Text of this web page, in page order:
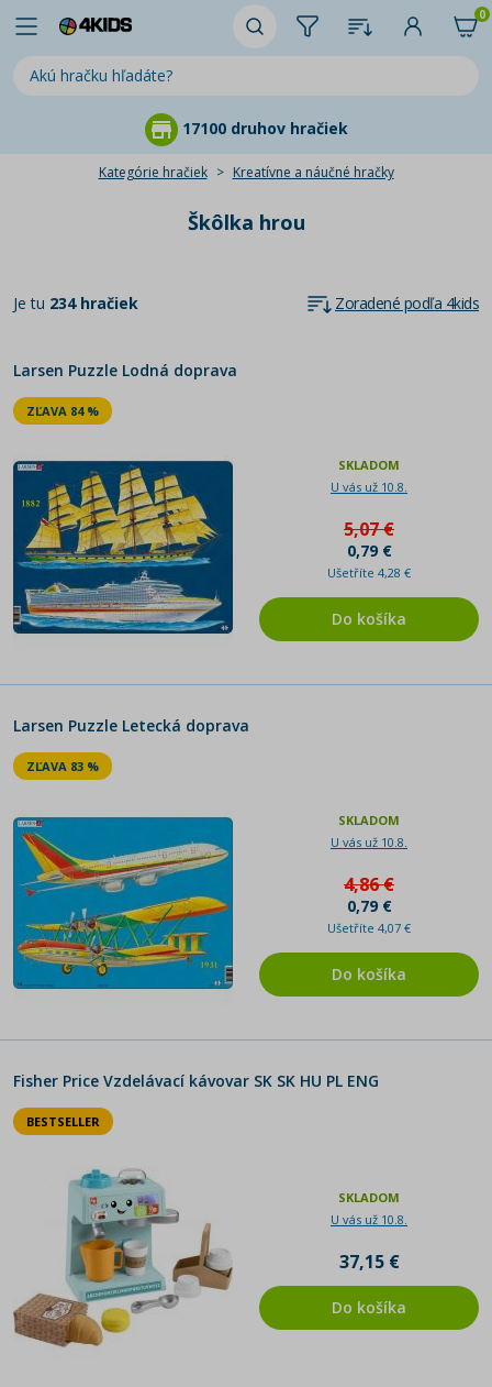
0
95 % zákazníkov
Kategórie hračiek Kreatívne a náučné hračky
Škôlka hrou
Je tu 234 hračiek Zoradené podľa 4kids
Larsen Puzzle Lodná doprava
ZĽAVA 84 %
SKLADOM
U vás už 10.8.
5,07 €
0,79 €
Ušetříte 4,28 €
Do košíka
Larsen Puzzle Letecká doprava
ZĽAVA 83 %
SKLADOM
U vás už 10.8.
4,86 €
0,79 €
Ušetříte 4,07 €
Do košíka
Fisher Price Vzdelávací kávovar SK SK HU PL ENG
BESTSELLER
SKLADOM
U vás už 10.8.
37,15 €
Do košíka